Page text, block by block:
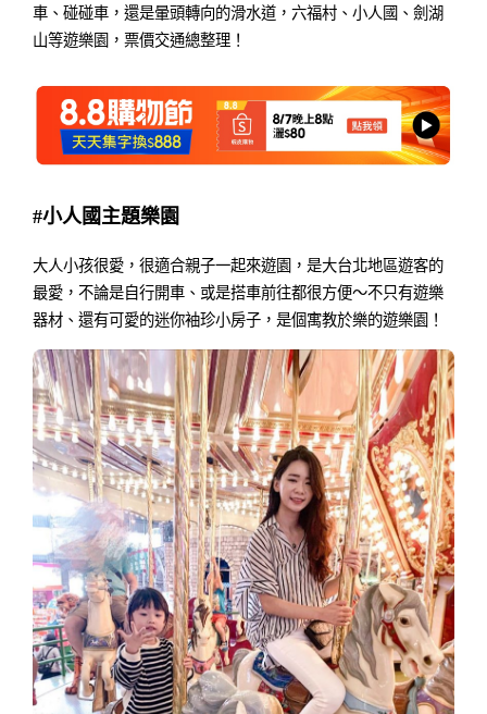
車、碰碰車，還是暈頭轉向的滑水道，六福村、小人國、劍湖
山等遊樂園，票價交通總整理！
#小人國主題樂園
大人小孩很愛，很適合親子一起來遊園，是大台北地區遊客的
最愛，不論是自行開車、或是搭車前往都很方便～不只有遊樂
器材、還有可愛的迷你袖珍小房子，是個寓教於樂的遊樂園！